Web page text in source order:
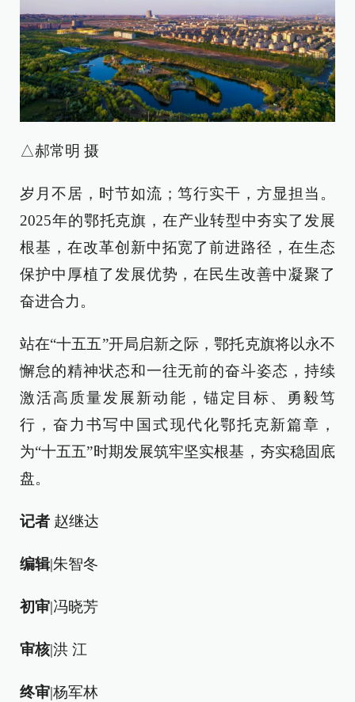
△郝常明 摄
岁月不居，时节如流；笃行实干，方显担当。
2025年的鄂托克旗，在产业转型中夯实了发展
根基，在改革创新中拓宽了前进路径，在生态
保护中厚植了发展优势，在民生改善中凝聚了
奋进合力。
站在“十五五”开局启新之际，鄂托克旗将以永不
懈怠的精神状态和一往无前的奋斗姿态，持续
激活高质量发展新动能，锚定目标、勇毅笃
行，奋力书写中国式现代化鄂托克新篇章，
为“十五五”时期发展筑牢坚实根基，夯实稳固底
盘。
记者 赵继达
编辑|朱智冬
初审|冯晓芳
审核|洪 江
终审|杨军林